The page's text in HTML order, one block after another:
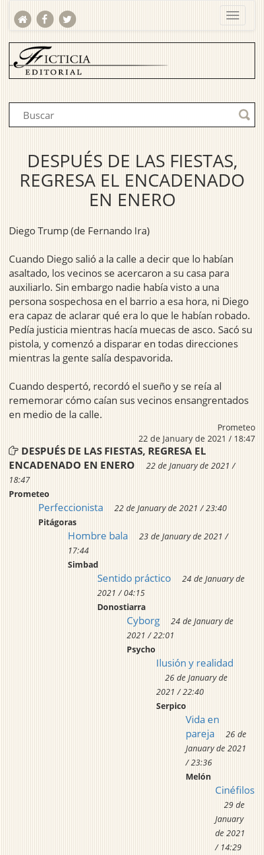
DESPUÉS DE LAS FIESTAS,
REGRESA EL ENCADENADO
EN ENERO
Diego Trump (de Fernando Ira)
Cuando Diego salió a la calle a decir que lo habían
asaltado, los vecinos se acercaron a su casa para
auxiliarlo. Sin embargo nadie había visto a una
persona sospechosa en el barrio a esa hora, ni Diego
era capaz de aclarar qué era lo que le habían robado.
Pedía justicia mientras hacía muecas de asco. Sacó su
pistola, y comenzó a disparar en todas direcciones
mientras la gente salía despavorida.
Cuando despertó, recordó el sueño y se reía al
rememorar cómo caían sus vecinos ensangrentados
en medio de la calle.
Prometeo
22 de January de 2021 / 18:47
DESPUÉS DE LAS FIESTAS, REGRESA EL
ENCADENADO EN ENERO
22 de January de 2021 /
18:47
Prometeo
Perfeccionista
22 de January de 2021 / 23:40
Pitágoras
Hombre bala
23 de January de 2021 /
17:44
Simbad
Sentido práctico
24 de January de
2021 / 04:15
Donostiarra
Cyborg
24 de January de
2021 / 22:01
Psycho
Ilusión y realidad
26 de January de
2021 / 22:40
Serpico
Vida en
pareja
26 de
January de 2021
/ 23:36
Melón
Cinéfilos
29 de
January
de 2021
/ 14:29